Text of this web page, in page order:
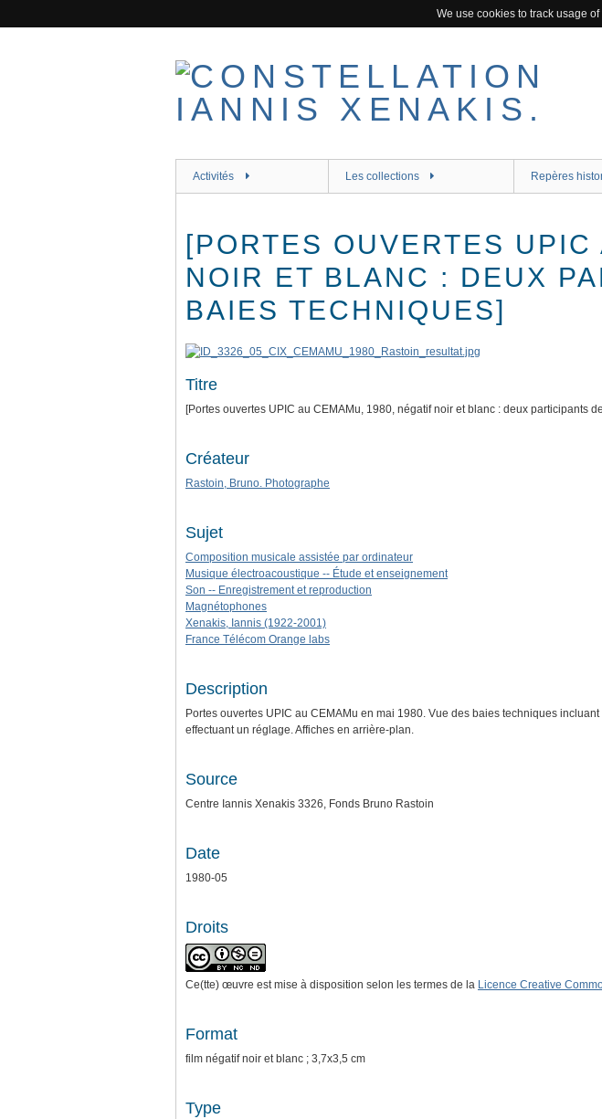
We use cookies to track usage
Activités Les collections Repères
[PORTES OUVERTES
NOIR ET BLANC : DEUX
BAIES TECHNIQUES]
Titre
[Portes ouvertes UPIC au CEMAMu, 1980, négatif noir et blanc : deux participants
Créateur
Rastoin, Bruno. Photographe
Sujet
Composition musicale assistée par ordinateur
Musique électroacoustique -- Étude et enseignement
Son -- Enregistrement et reproduction
Magnétophones
Xenakis, Iannis (1922-2001)
France Télécom Orange labs
Description
Portes ouvertes UPIC au CEMAMu en mai 1980. Vue des baies techniques
effectuant un réglage. Affiches en arrière-plan.
Source
Centre Iannis Xenakis 3326, Fonds Bruno Rastoin
Date
1980-05
Droits
Ce(tte) œuvre est mise à disposition selon les termes de la Licence Creative
Format
film négatif noir et blanc ; 3,7x3,5 cm
Type